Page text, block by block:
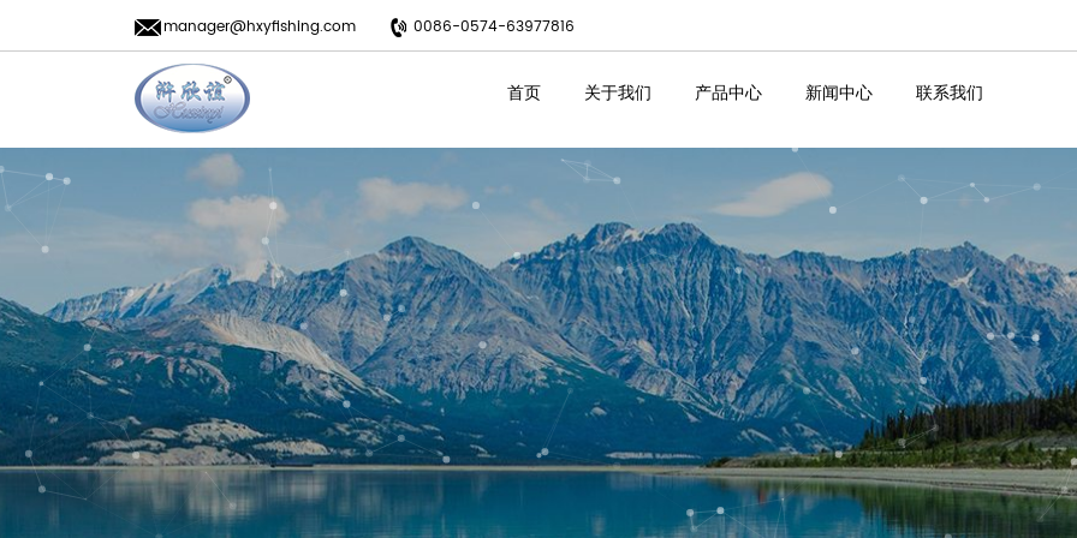
manager@hxyfishing.com 0086-0574-63977816
首页 关于我们 产品中心 新闻中心 联系我们